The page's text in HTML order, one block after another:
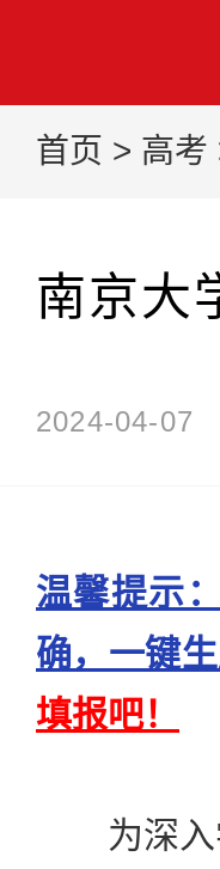
首页 > 高考
南京大
2024-04-07
温馨提示
确，一键
填报吧！
为深入学